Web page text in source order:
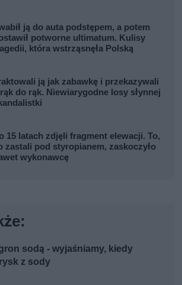
ją do auta podstępem, a potem
potworne ultimatum. Kulisy
która wstrząsnęła Polską
ją jak zabawkę i przekazywali
do rąk. Niewiarygodne losy słynnej
15 latach zdjęli fragment elewacji. To,
zastali pod styropianem, zaskoczyło
wykonawcę
sodą - wyjaśniamy, kiedy
z sody